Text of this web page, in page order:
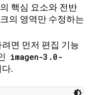
핵심 요소와 전반
의 영역만 수정하는
면 먼저 편집 기능
imagen-3.0-
.